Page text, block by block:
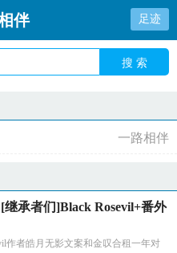
伴 足迹
搜 索
一路相伴
继承者们]Black Rosevil+番外
作者皓月无影文案和金叹合租一年对